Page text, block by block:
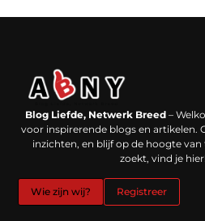
Blog Liefde, Netwerk Breed –
voor inspirerende blogs en artikelen.
inzichten, en blijf op de hoogte van
zoekt, vind je hier!
Wie zijn wij? Registreer